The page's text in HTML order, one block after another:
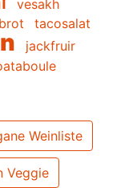
vesakh
tacosalat
jackfruir
Weinliste
Veggie